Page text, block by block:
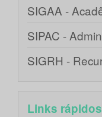
SIGAA -
SIPAC -
SIGRH -
Links rápidos